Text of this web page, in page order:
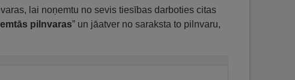
lai noņemtu no sevis tiesības darboties citas
pilnvaras” un jāatver no saraksta to pilnvaru,